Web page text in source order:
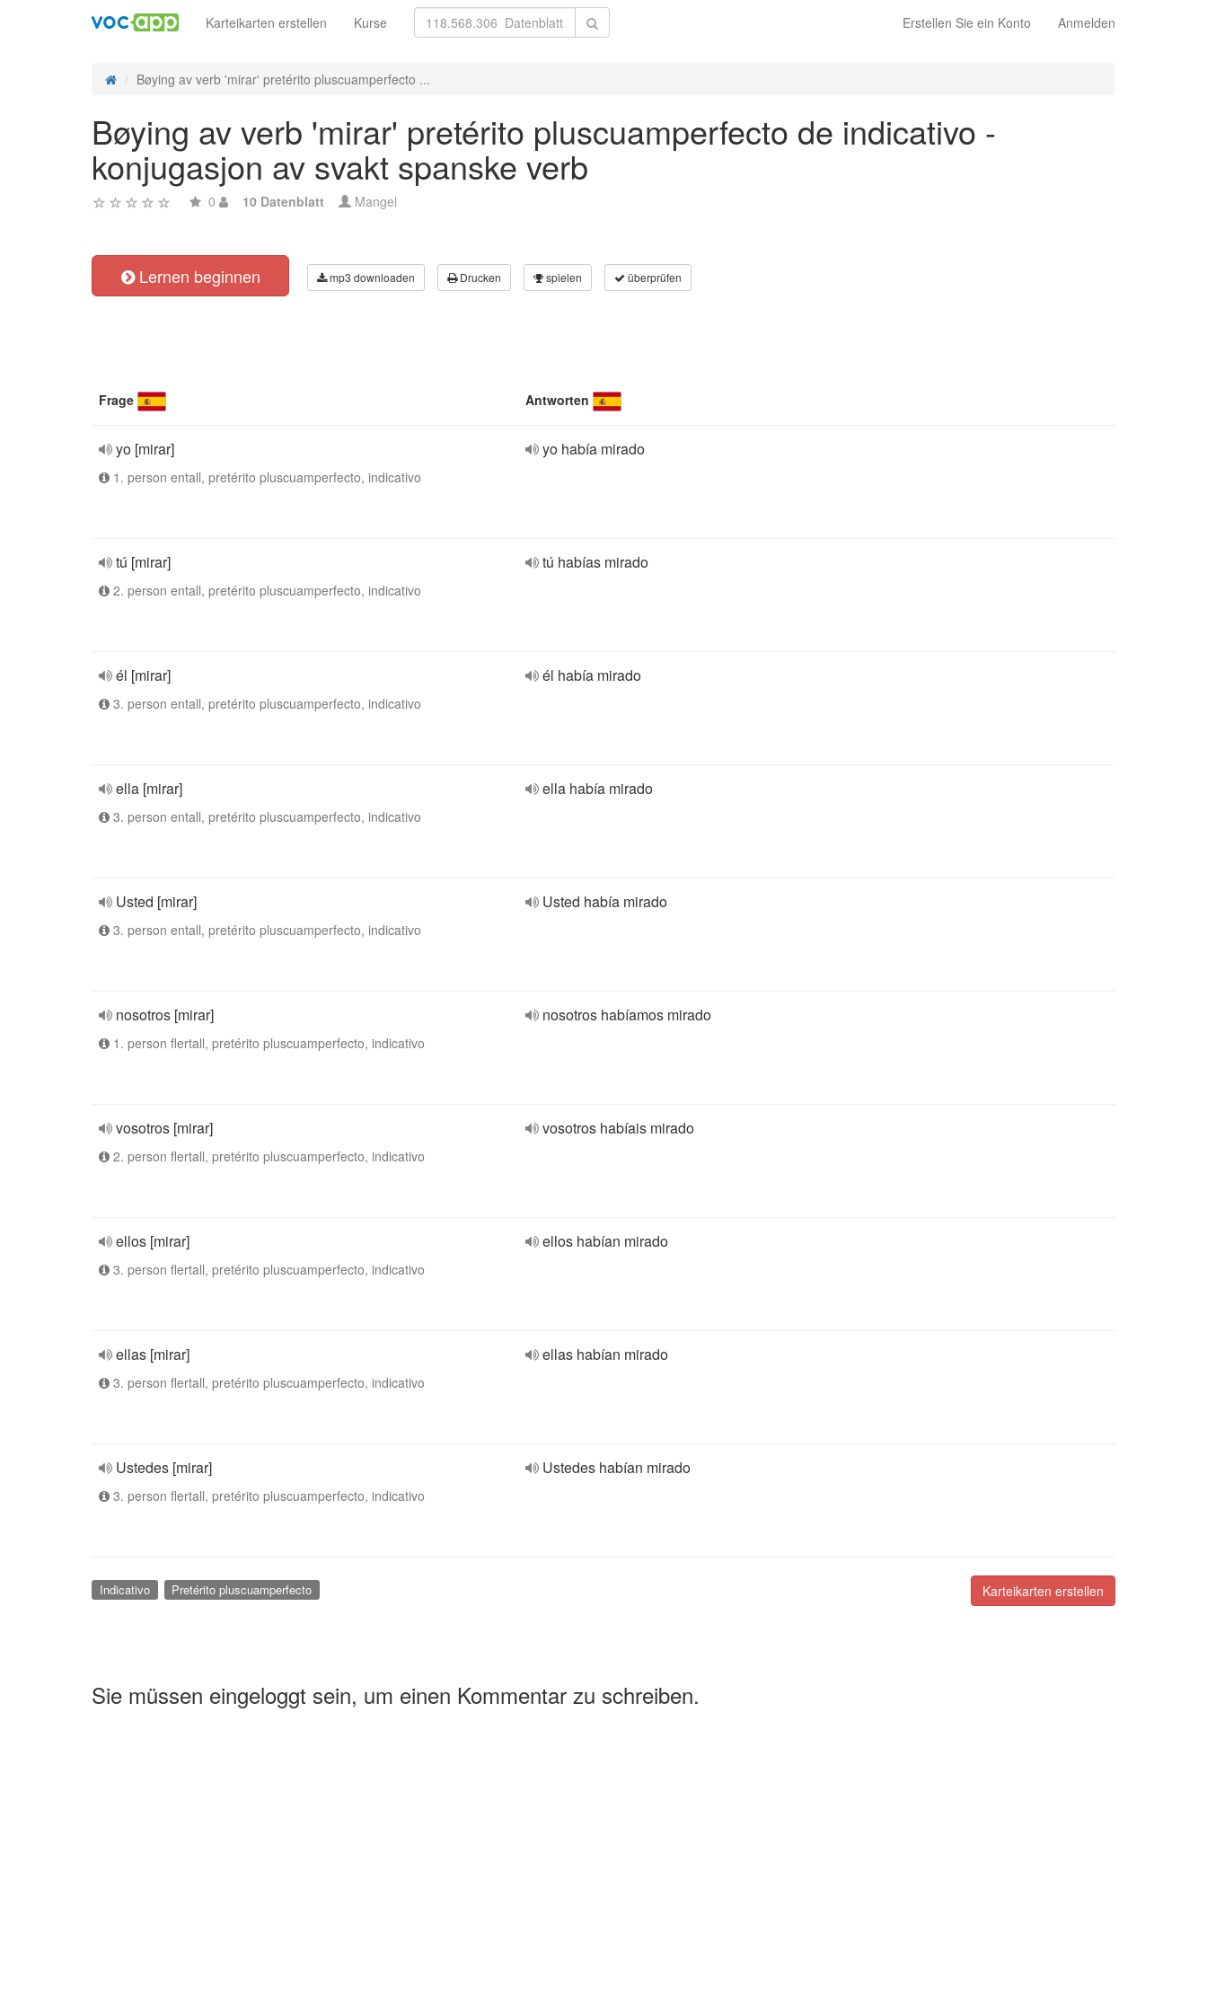
Erstellen Sie ein Konto Anmelden
Karteikarten erstellen Kurse
Bøying av verb 'mirar' pretérito pluscuamperfecto ...
Bøying av verb 'mirar' pretérito pluscuamperfecto de indicativo -
konjugasjon av svakt spanske verb
0 10 Datenblatt Mangel
Lernen beginnen mp3 downloaden Drucken spielen überprüfen
Frage Antworten
yo [mirar]
1. person entall, pretérito pluscuamperfecto, indicativo
yo había mirado
tú [mirar]
2. person entall, pretérito pluscuamperfecto, indicativo
tú habías mirado
él [mirar]
3. person entall, pretérito pluscuamperfecto, indicativo
él había mirado
ella [mirar]
3. person entall, pretérito pluscuamperfecto, indicativo
ella había mirado
Usted [mirar]
3. person entall, pretérito pluscuamperfecto, indicativo
Usted había mirado
nosotros [mirar]
1. person flertall, pretérito pluscuamperfecto, indicativo
nosotros habíamos mirado
vosotros [mirar]
2. person flertall, pretérito pluscuamperfecto, indicativo
vosotros habíais mirado
ellos [mirar]
3. person flertall, pretérito pluscuamperfecto, indicativo
ellos habían mirado
ellas [mirar]
3. person flertall, pretérito pluscuamperfecto, indicativo
ellas habían mirado
Ustedes [mirar]
3. person flertall, pretérito pluscuamperfecto, indicativo
Ustedes habían mirado
Karteikarten erstellen
Indicativo Pretérito pluscuamperfecto
Sie müssen eingeloggt sein, um einen Kommentar zu schreiben.